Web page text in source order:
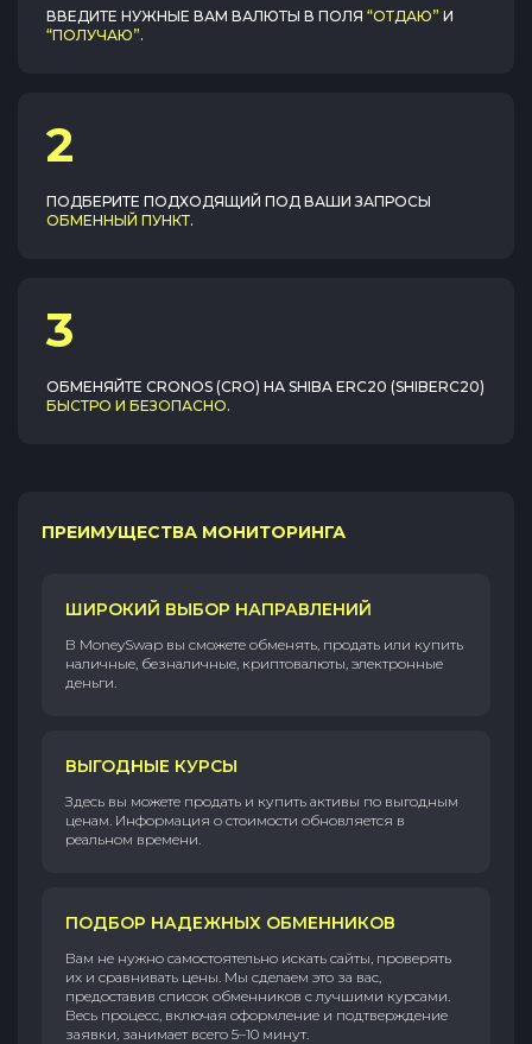
ВВЕДИТЕ НУЖНЫЕ ВАМ ВАЛЮТЫ В ПОЛЯ “ОТДАЮ” И
“ПОЛУЧАЮ”.
2
ПОДБЕРИТЕ ПОДХОДЯЩИЙ ПОД ВАШИ ЗАПРОСЫ
ОБМЕННЫЙ ПУНКТ.
3
ОБМЕНЯЙТЕ CRONOS (CRO) НА SHIBA ERC20 (SHIBERC20)
БЫСТРО И БЕЗОПАСНО.
ПРЕИМУЩЕСТВА МОНИТОРИНГА
ШИРОКИЙ ВЫБОР НАПРАВЛЕНИЙ
В MoneySwap вы сможете обменять, продать или купить
наличные, безналичные, криптовалюты, электронные
деньги.
ВЫГОДНЫЕ КУРСЫ
Здесь вы можете продать и купить активы по выгодным
ценам. Информация о стоимости обновляется в
реальном времени.
ПОДБОР НАДЕЖНЫХ ОБМЕННИКОВ
Вам не нужно самостоятельно искать сайты, проверять
их и сравнивать цены. Мы сделаем это за вас,
предоставив список обменников с лучшими курсами.
Весь процесс, включая оформление и подтверждение
заявки, занимает всего 5–10 минут.